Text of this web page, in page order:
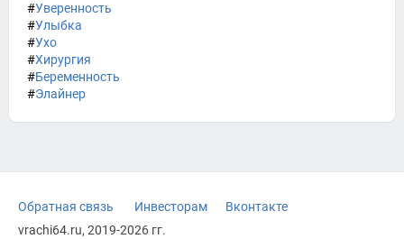
#Уверенность
#Улыбка
#Ухо
#Хирургия
#Беременность
#Элайнер
Обратная связь Инвесторам
Вконтакте
vrachi64.ru, 2019-2026 гг.